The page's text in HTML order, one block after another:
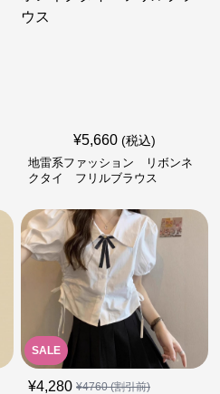
¥5,660 (税込)
地雷系ファッション リボンネ
クタイ フリルブラウス
SALE
¥4,280 ¥4760(割引前)